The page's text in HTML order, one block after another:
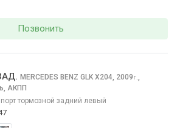
Позвонить
MERCEDES BENZ GLK X204, 2009г.,
АКПП
тормозной задний левый